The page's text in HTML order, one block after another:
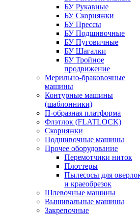
БУ Рукавные
БУ Скорняжки
БУ Прессы
БУ Подшивочные
БУ Пуговичные
БУ Шагалки
БУ Тройное
продвижение
Мерильно-браковочные
машины
Контурные машины
(шаблонники)
П-образная платформа
Флэтлок (FLATLOCK)
Скорняжки
Подшивочные машины
Прочее оборудование
Перемотчики ниток
Плоттеры
Пылесосы для
и краеобрезок
Шлевочные машины
Вышивальные машины
Закрепочные